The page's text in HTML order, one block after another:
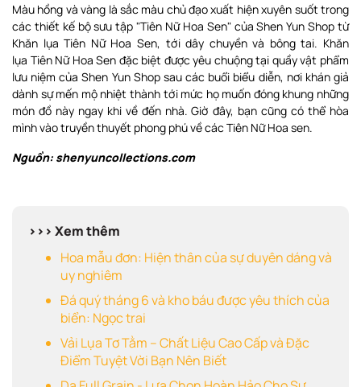
Màu hồng và vàng là sắc màu chủ đạo xuất hiện xuyên suốt trong
các thiết kế bộ sưu tập "Tiên Nữ Hoa Sen" của Shen Yun Shop từ
Khăn lụa Tiên Nữ Hoa Sen, tới dây chuyền và bông tai. Khăn
lụa Tiên Nữ Hoa Sen đặc biệt được yêu chuộng tại quầy vật phẩm
lưu niệm của Shen Yun Shop sau các buổi biểu diễn, nơi khán giả
dành sự mến mộ nhiệt thành tới mức họ muốn đóng khung những
món đồ này ngay khi về đến nhà. Giờ đây, bạn cũng có thể hòa
mình vào truyền thuyết phong phú về các Tiên Nữ Hoa sen.
Nguồn: shenyuncollections.com
>>> Xem thêm
Hoa mẫu đơn: Hiện thân của sự duyên dáng và
uy nghiêm
Đá quý tháng 6 và kho báu được yêu thích của
biển: Ngọc trai
Vải Lụa Tơ Tằm – Chất Liệu Cao Cấp và Đặc
Điểm Tuyệt Vời Bạn Nên Biết